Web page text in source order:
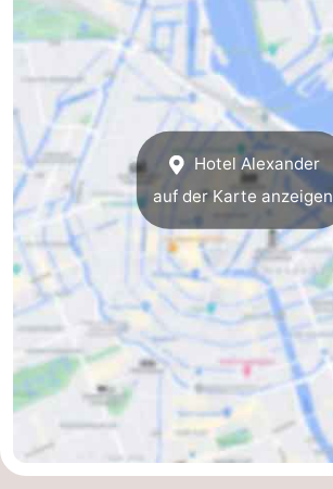
Touristen
Medizin
Kontakt
Hotel Alexander
auf der Karte anzeigen